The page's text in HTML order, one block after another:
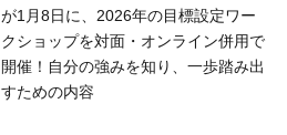
が1月8日に、2026年の目標設定ワー
クショップを対面・オンライン併用で
開催！自分の強みを知り、一歩踏み出
すための内容